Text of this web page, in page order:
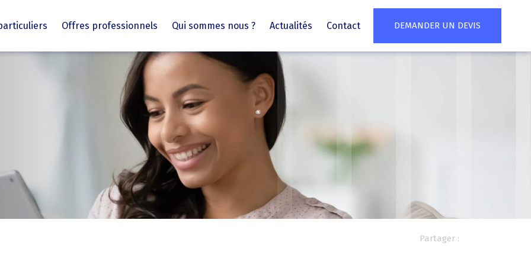
Offres professionnels Qui sommes nous ? Actualités Contact DEMANDER UN DEVIS
Partager :